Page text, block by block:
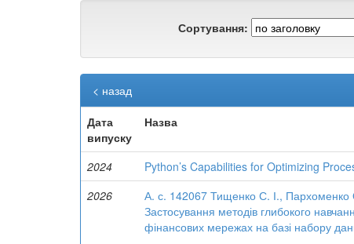
Сортування:
< назад
Дата
випуску
Назва
2024 Python’s Capabilities for Optimizing
2026
А. с. 142067 Тищенко С. І.,
Застосування методів глибокого
фінансових мережах на базі набору